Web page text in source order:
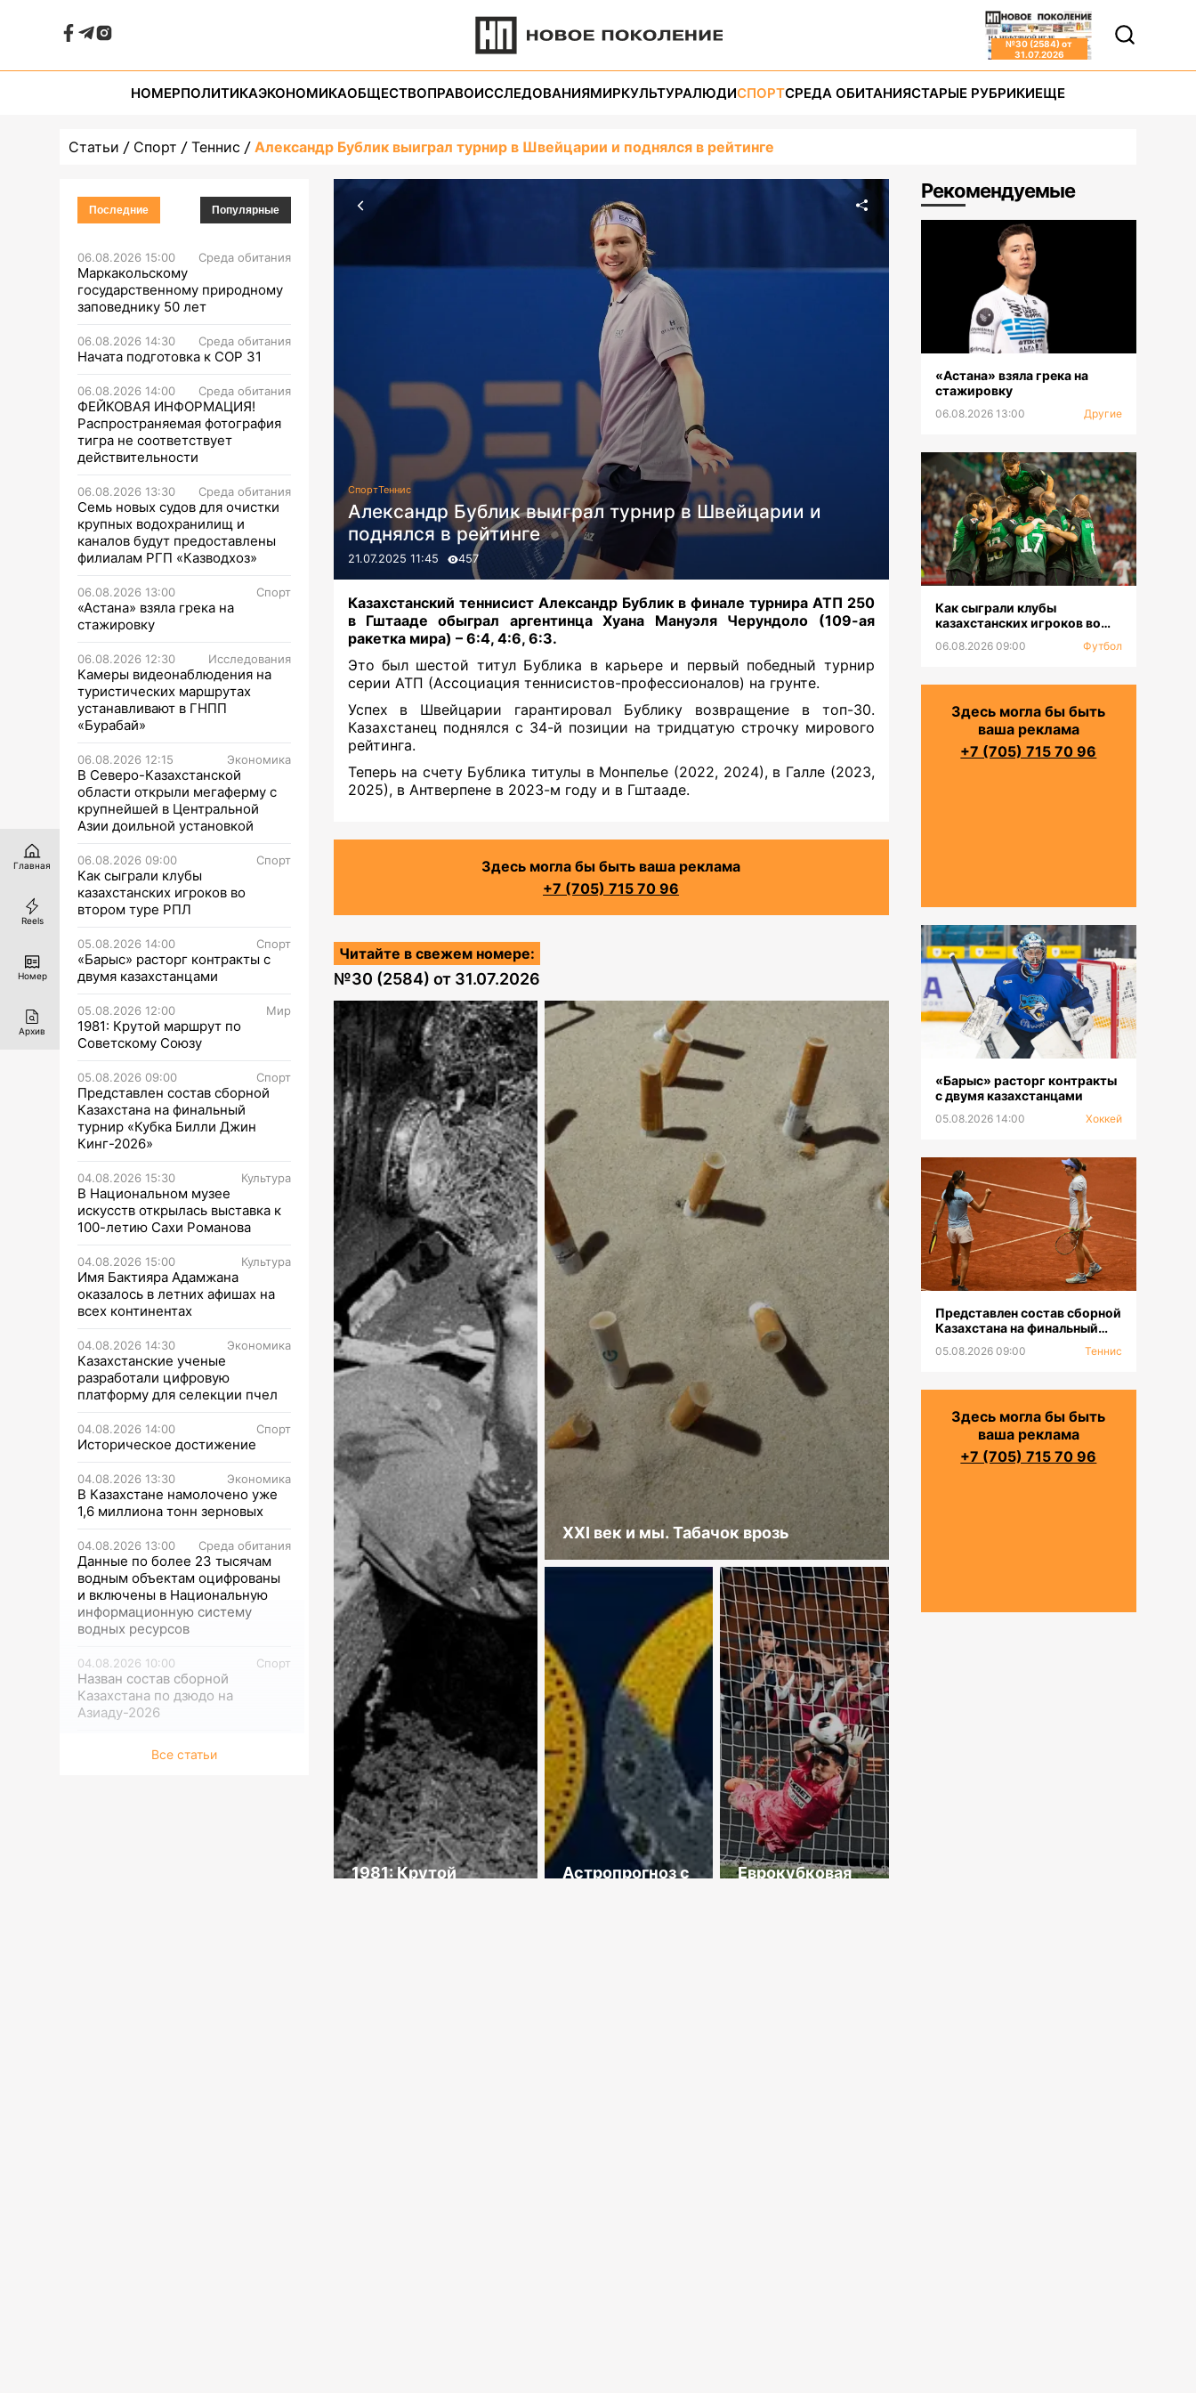
№30 (2584) от
31.07.2026
НОМЕРПОЛИТИКАЭКОНОМИКАОБЩЕСТВОПРАВОИССЛЕДОВАНИЯМИРКУЛЬТУРАЛЮДИСПОРТСРЕДА ОБИТАНИЯСТАРЫЕ РУБРИКИЕЩЕ
Статьи Спорт Теннис Александр Бублик выиграл турнир в Швейцарии и поднялся в рейтинге
Последние Популярные
06.08.2026 15:00 Среда обитания
Маркакольскому
государственному природному
заповеднику 50 лет
06.08.2026 14:30 Среда обитания
Начата подготовка к СОР 31
06.08.2026 14:00 Среда обитания
ФЕЙКОВАЯ ИНФОРМАЦИЯ!
Распространяемая фотография
тигра не соответствует
действительности
06.08.2026 13:30 Среда обитания
Семь новых судов для очистки
крупных водохранилищ и
каналов будут предоставлены
филиалам РГП «Казводхоз»
06.08.2026 13:00 Спорт
«Астана» взяла грека на
стажировку
06.08.2026 12:30 Исследования
Камеры видеонаблюдения на
туристических маршрутах
устанавливают в ГНПП
«Бурабай»
06.08.2026 12:15 Экономика
В Северо-Казахстанской
области открыли мегаферму с
крупнейшей в Центральной
Азии доильной установкой
06.08.2026 09:00 Спорт
Как сыграли клубы
казахстанских игроков во
втором туре РПЛ
05.08.2026 14:00 Спорт
«Барыс» расторг контракты с
двумя казахстанцами
05.08.2026 12:00 Мир
1981: Крутой маршрут по
Советскому Союзу
05.08.2026 09:00 Спорт
Представлен состав сборной
Казахстана на финальный
турнир «Кубка Билли Джин
Кинг-2026»
04.08.2026 15:30 Культура
В Национальном музее
искусств открылась выставка к
100-летию Сахи Романова
04.08.2026 15:00 Культура
Имя Бактияра Адамжана
оказалось в летних афишах на
всех континентах
04.08.2026 14:30 Экономика
Казахстанские ученые
разработали цифровую
платформу для селекции пчел
04.08.2026 14:00 Спорт
Историческое достижение
04.08.2026 13:30 Экономика
В Казахстане намолочено уже
1,6 миллиона тонн зерновых
04.08.2026 13:00 Среда обитания
Данные по более 23 тысячам
водным объектам оцифрованы
и включены в Национальную
информационную систему
водных ресурсов
04.08.2026 10:00 Спорт
Назван состав сборной
Казахстана по дзюдо на
Азиаду-2026
04.08.2026 09:00
XXI век и мы. Табачок врозь
Все статьи
СпортТеннис
Александр Бублик выиграл турнир в Швейцарии и
поднялся в рейтинге
21.07.2025 11:45 457
Казахстанский теннисист Александр Бублик в финале турнира АТП 250
в Гштааде обыграл аргентинца Хуана Мануэля Черундоло (109-ая
ракетка мира) – 6:4, 4:6, 6:3.
Это был шестой титул Бублика в карьере и первый победный турнир
серии АТП (Ассоциация теннисистов-профессионалов) на грунте.
Успех в Швейцарии гарантировал Бублику возвращение в топ-30.
Казахстанец поднялся с 34-й позиции на тридцатую строчку мирового
рейтинга.
Теперь на счету Бублика титулы в Монпелье (2022, 2024), в Галле (2023,
2025), в Антверпене в 2023-м году и в Гштааде.
Здесь могла бы быть ваша реклама
+7 (705) 715 70 96
Читайте в свежем номере:
№30 (2584) от 31.07.2026
1981: Крутой
XXI век и мы. Табачок врозь
Астропрогноз с
Еврокубковая
Рекомендуемые
«Астана» взяла грека на
стажировку
06.08.2026 13:00 Другие
Как сыграли клубы
казахстанских игроков во
06.08.2026 09:00 Футбол
Здесь могла бы быть
ваша реклама
+7 (705) 715 70 96
«Барыс» расторг контракты
с двумя казахстанцами
05.08.2026 14:00 Хоккей
Представлен состав сборной
Казахстана на финальный
Кинг-2026»
05.08.2026 09:00 Теннис
Здесь могла бы быть
ваша реклама
+7 (705) 715 70 96
Главная
Reels
Номер
Архив